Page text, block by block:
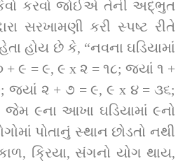
કરવો જોઈએ તેની અદ્‌ભુત
સરખામણી કરી સ્પષ્ટ રીતે
હોય છે કે, “નવના ઘડિયામાં
૯ = ૯, ૯ x ૨ = ૧૮; જ્યાં ૧ +
જ્યાં ૨ + ૭ = ૯, ૯ x ૪ = ૩૬;
૯ના આખા ઘડિયામાં ૯નો
પોતાનું સ્થાન છોડતો નથી
ક્રિયા, સંગનો યોગ થાય,